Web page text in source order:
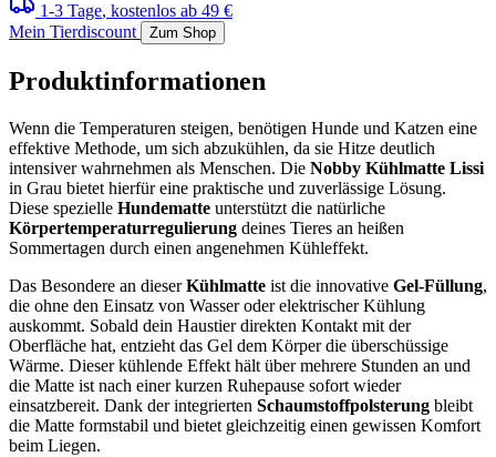
1-3 Tage, kostenlos ab 49 €
Mein Tierdiscount
Zum Shop
Produktinformationen
Wenn die Temperaturen steigen, benötigen Hunde und Katzen eine
effektive Methode, um sich abzukühlen, da sie Hitze deutlich
intensiver wahrnehmen als Menschen. Die Nobby Kühlmatte Lissi
in Grau bietet hierfür eine praktische und zuverlässige Lösung.
Diese spezielle Hundematte unterstützt die natürliche
Körpertemperaturregulierung deines Tieres an heißen
Sommertagen durch einen angenehmen Kühleffekt.
Das Besondere an dieserKühlmatte ist die innovative Gel-Füllung,
die ohne den Einsatz von Wasser oder elektrischer Kühlung
auskommt. Sobald dein Haustier direkten Kontakt mit der
Oberfläche hat, entzieht das Gel dem Körper die überschüssige
Wärme. Dieser kühlende Effekt hält über mehrere Stunden an und
die Matte ist nach einer kurzen Ruhepause sofort wieder
einsatzbereit. Dank der integrierten Schaumstoffpolsterung bleibt
die Matte formstabil und bietet gleichzeitig einen gewissen Komfort
beim Liegen.